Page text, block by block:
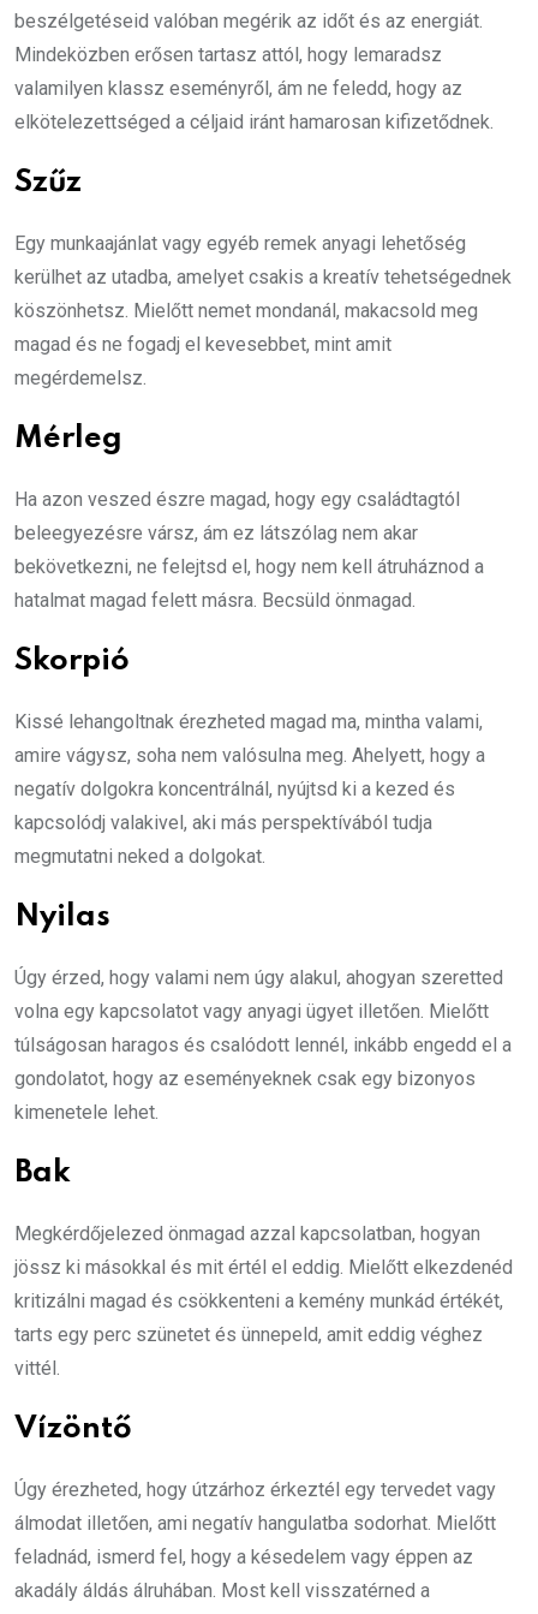
beszélgetéseid valóban megérik az időt és az energiát.
Mindeközben erősen tartasz attól, hogy lemaradsz
valamilyen klassz eseményről, ám ne feledd, hogy az
elkötelezettséged a céljaid iránt hamarosan kifizetődnek.
Szűz
Egy munkaajánlat vagy egyéb remek anyagi lehetőség
kerülhet az utadba, amelyet csakis a kreatív tehetségednek
köszönhetsz. Mielőtt nemet mondanál, makacsold meg
magad és ne fogadj el kevesebbet, mint amit
megérdemelsz.
Mérleg
Ha azon veszed észre magad, hogy egy családtagtól
beleegyezésre vársz, ám ez látszólag nem akar
bekövetkezni, ne felejtsd el, hogy nem kell átruháznod a
hatalmat magad felett másra. Becsüld önmagad.
Skorpió
Kissé lehangoltnak érezheted magad ma, mintha valami,
amire vágysz, soha nem valósulna meg. Ahelyett, hogy a
negatív dolgokra koncentrálnál, nyújtsd ki a kezed és
kapcsolódj valakivel, aki más perspektívából tudja
megmutatni neked a dolgokat.
Nyilas
Úgy érzed, hogy valami nem úgy alakul, ahogyan szeretted
volna egy kapcsolatot vagy anyagi ügyet illetően. Mielőtt
túlságosan haragos és csalódott lennél, inkább engedd el a
gondolatot, hogy az eseményeknek csak egy bizonyos
kimenetele lehet.
Bak
Megkérdőjelezed önmagad azzal kapcsolatban, hogyan
jössz ki másokkal és mit értél el eddig. Mielőtt elkezdenéd
kritizálni magad és csökkenteni a kemény munkád értékét,
tarts egy perc szünetet és ünnepeld, amit eddig véghez
vittél.
Vízöntő
Úgy érezheted, hogy útzárhoz érkeztél egy tervedet vagy
álmodat illetően, ami negatív hangulatba sodorhat. Mielőtt
feladnád, ismerd fel, hogy a késedelem vagy éppen az
akadály áldás álruhában. Most kell visszatérned a